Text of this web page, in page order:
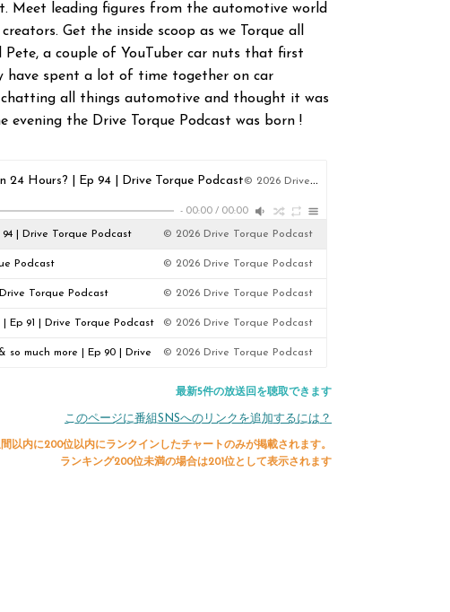
Meet leading figures from the automotive world
Get the inside scoop as we Torque all
a couple of YouTuber car nuts that first
have spent a lot of time together on car
chatting all things automotive and thought it was
the Drive Torque Podcast was born !
24 Hours? | Ep 94 | Drive Torque Podcast© 2026 Drive Torque Podcast
- 00:00 / 00:00
| Drive Torque Podcast © 2026 Drive Torque Podcast
Podcast © 2026 Drive Torque Podcast
Torque Podcast © 2026 Drive Torque Podcast
Ep 91 | Drive Torque Podcast © 2026 Drive Torque Podcast
so much more | Ep 90 | Drive © 2026 Drive Torque Podcast
最新5件の放送回を聴取できます
このページに番組SNSへのリンクを追加するには？
間以内に200位以内にランクインしたチャートのみが掲載されます。
ランキング200位未満の場合は201位として表示されます